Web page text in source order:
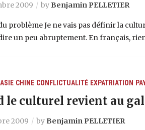
2009 by Benjamin PELLETIER
problème Je ne vais pas définir la
un peu abruptement. En français,
ASIE CHINE CONFLICTUALITÉ EXPATRIATION
le culturel revient au
2009 by Benjamin PELLETIER